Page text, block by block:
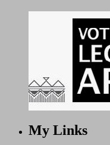
My Links